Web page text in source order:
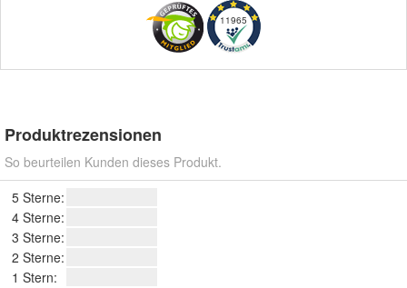
11965
Produktrezensionen
So beurteilen Kunden dieses Produkt.
5 Sterne:
4 Sterne:
3 Sterne:
2 Sterne:
1 Stern: